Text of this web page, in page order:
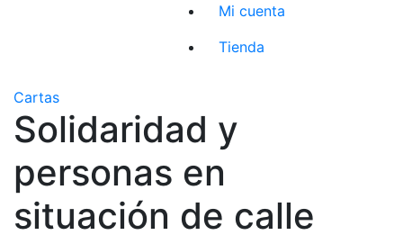
Mi cuenta
Tienda
Cartas
Solidaridad y
personas en
situación de calle